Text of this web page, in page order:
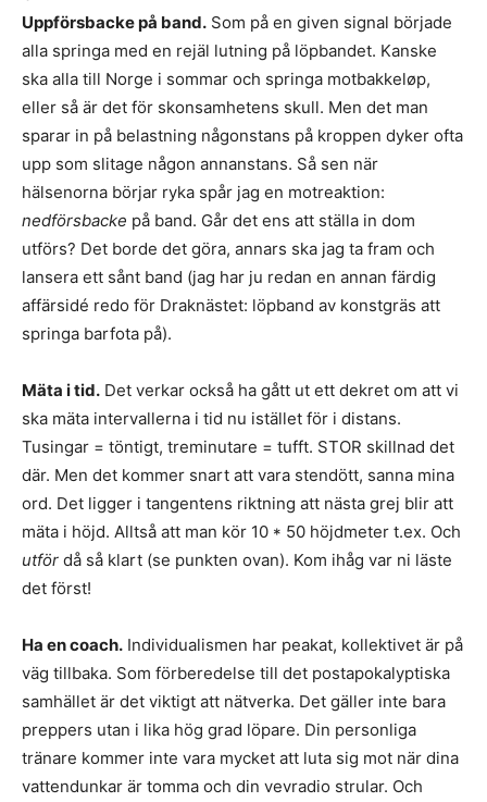
Uppförsbacke på band. Som på en given signal började
alla springa med en rejäl lutning på löpbandet. Kanske
ska alla till Norge i sommar och springa motbakkeløp,
eller så är det för skonsamhetens skull. Men det man
sparar in på belastning någonstans på kroppen dyker ofta
upp som slitage någon annanstans. Så sen när
hälsenorna börjar ryka spår jag en motreaktion:
nedförsbacke på band. Går det ens att ställa in dom
utförs? Det borde det göra, annars ska jag ta fram och
lansera ett sånt band (jag har ju redan en annan färdig
affärsidé redo för Draknästet: löpband av konstgräs att
springa barfota på).
Mäta i tid. Det verkar också ha gått ut ett dekret om att vi
ska mäta intervallerna i tid nu istället för i distans.
Tusingar = töntigt, treminutare = tufft. STOR skillnad det
där. Men det kommer snart att vara stendött, sanna mina
ord. Det ligger i tangentens riktning att nästa grej blir att
mäta i höjd. Alltså att man kör 10 * 50 höjdmeter t.ex. Och
utför då så klart (se punkten ovan). Kom ihåg var ni läste
det först!
Ha en coach. Individualismen har peakat, kollektivet är på
väg tillbaka. Som förberedelse till det postapokalyptiska
samhället är det viktigt att nätverka. Det gäller inte bara
preppers utan i lika hög grad löpare. Din personliga
tränare kommer inte vara mycket att luta sig mot när dina
vattendunkar är tomma och din vevradio strular. Och